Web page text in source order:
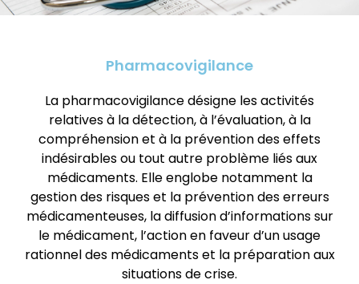
Pharmacovigilance
La pharmacovigilance désigne les activités
relatives à la détection, à l’évaluation, à la
compréhension et à la prévention des effets
indésirables ou tout autre problème liés aux
médicaments. Elle englobe notamment la
gestion des risques et la prévention des erreurs
médicamenteuses, la diffusion d’informations sur
le médicament, l’action en faveur d’un usage
rationnel des médicaments et la préparation aux
situations de crise.